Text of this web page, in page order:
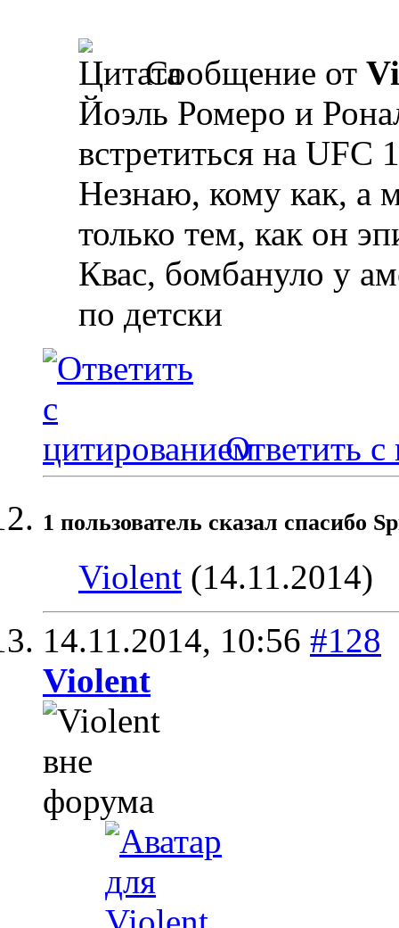
Сообщение от
Йоэль Ромеро и
встретиться на
Незнаю, кому как, а
только тем, как он
Квас, бомбануло у
по детски
Ответить с
1 пользователь сказал cпасибо
Violent (14.11.2014)
14.11.2014, 10:56 #128
Violent